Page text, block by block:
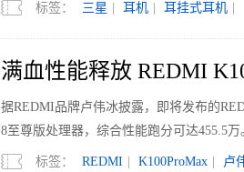
标签： 三星 耳机 耳挂式耳机
满血性能释放 REDMI
据REDMI品牌卢伟冰披露，即将发布的
8至尊版处理器，综合性能跑分可达455.5万
标签： REDMI K100ProMax 卢